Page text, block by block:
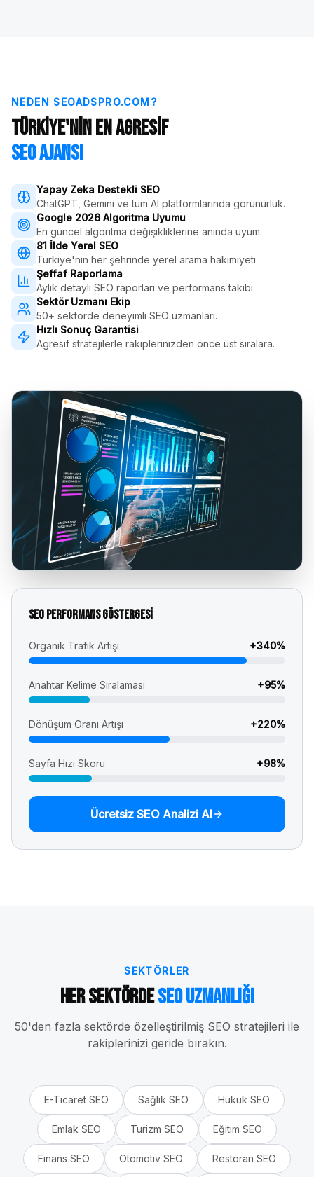
NEDEN SEOADSPRO.COM?
Türkiye'nin En Agresif
SEO Ajansı
Yapay Zeka Destekli SEO
ChatGPT, Gemini ve tüm AI platformlarında görünürlük.
Google 2026 Algoritma Uyumu
En güncel algoritma değişikliklerine anında uyum.
81 İlde Yerel SEO
Türkiye'nin her şehrinde yerel arama hakimiyeti.
Şeffaf Raporlama
Aylık detaylı SEO raporları ve performans takibi.
Sektör Uzmanı Ekip
50+ sektörde deneyimli SEO uzmanları.
Hızlı Sonuç Garantisi
Agresif stratejilerle rakiplerinizden önce üst sıralara.
SEO Performans Göstergesi
Organik Trafik Artışı +340%
Anahtar Kelime Sıralaması +95%
Dönüşüm Oranı Artışı +220%
Sayfa Hızı Skoru +98%
Ücretsiz SEO Analizi Al
SEKTÖRLER
Her SektördeSEO Uzmanlığı
50'den fazla sektörde özelleştirilmiş SEO stratejileri ile
rakiplerinizi geride bırakın.
E-Ticaret SEO Sağlık SEO Hukuk SEO
Emlak SEO Turizm SEO Eğitim SEO
Finans SEO Otomotiv SEO Restoran SEO